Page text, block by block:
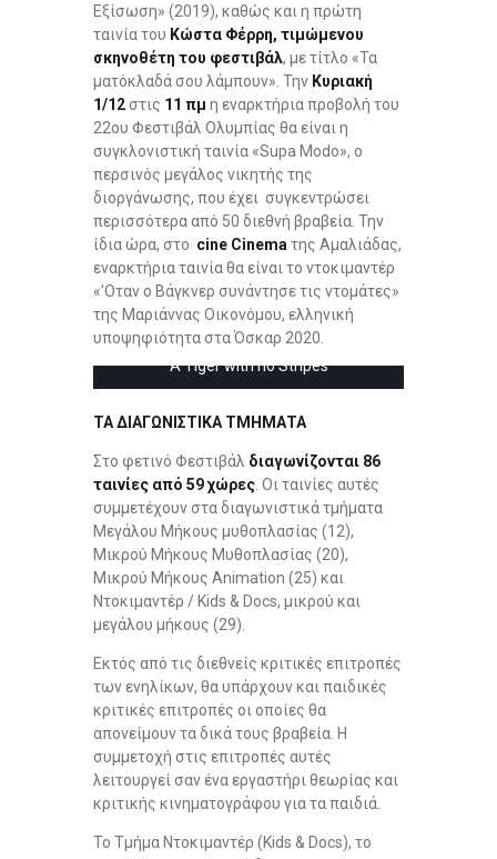
Εξίσωση» (2019), καθώς και η πρώτη
ταινία του Κώστα Φέρρη, τιμώμενου
σκηνοθέτη του φεστιβάλ, με τίτλο «Τα
ματόκλαδά σου λάμπουν». Την Κυριακή
1/12 στις 11 πμ η εναρκτήρια προβολή του
22ου Φεστιβάλ Ολυμπίας θα είναι η
συγκλονιστική ταινία «Supa Modo», ο
περσινός μεγάλος νικητής της
διοργάνωσης, που έχει συγκεντρώσει
περισσότερα από 50 διεθνή βραβεία. Την
ίδια ώρα, στο cine Cinema της Αμαλιάδας,
εναρκτήρια ταινία θα είναι το ντοκιμαντέρ
«’Οταν ο Βάγκνερ συνάντησε τις ντομάτες»
της Μαριάννας Οικονόμου, ελληνική
υποψηφιότητα στα Όσκαρ 2020.
A Tiger with no Stripes
ΤΑ ΔΙΑΓΩΝΙΣΤΙΚΑ ΤΜΗΜΑΤΑ
Στο φετινό Φεστιβάλ διαγωνίζονται 86
ταινίες από 59 χώρες . Οι ταινίες αυτές
συμμετέχουν στα διαγωνιστικά τμήματα
Μεγάλου Μήκους μυθοπλασίας (12),
Μικρού Μήκους Μυθοπλασίας (20),
Μικρού Μήκους Animation (25) και
Ντοκιμαντέρ / Kids & Docs, μικρού και
μεγάλου μήκους (29).
Εκτός από τις διεθνείς κριτικές επιτροπές
των ενηλίκων, θα υπάρχουν και παιδικές
κριτικές επιτροπές οι οποίες θα
απονείμουν τα δικά τους βραβεία. Η
συμμετοχή στις επιτροπές αυτές
λειτουργεί σαν ένα εργαστήρι θεωρίας και
κριτικής κινηματογράφου για τα παιδιά.
Το Τμήμα Ντοκιμαντέρ (Kids & Docs), το